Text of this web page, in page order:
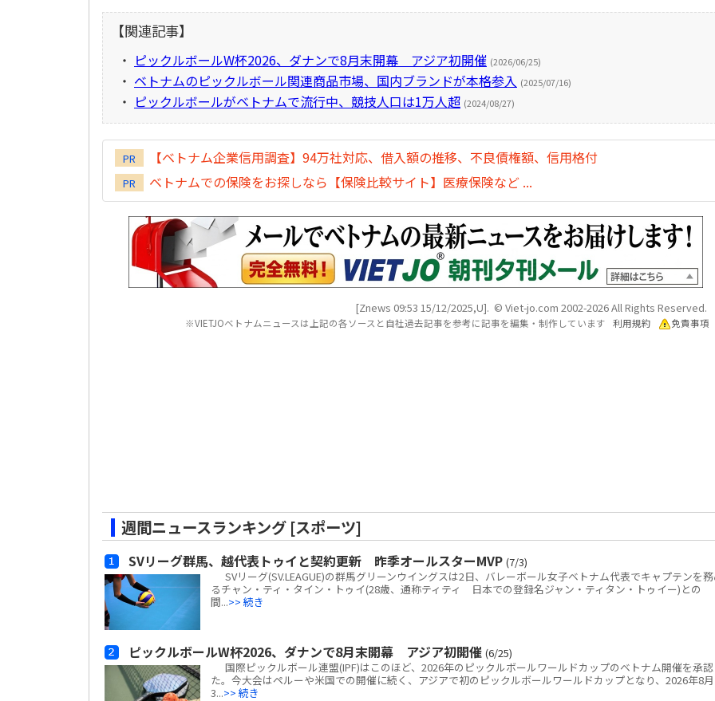
【関連記事】
・ ピックルボールW杯2026、ダナンで8月末開幕 アジア初開催 (2026/06/25)
・ ベトナムのピックルボール関連商品市場、国内ブランドが本格参入 (2025/07/16)
・ ピックルボールがベトナムで流行中、競技人口は1万人超 (2024/08/27)
PR 【ベトナム企業信用調査】94万社対応、借入額の推移、不良債権額、信用格付
PR ベトナムでの保険をお探しなら【保険比較サイト】医療保険など ...
[Znews 09:53 15/12/2025,U]. © Viet-jo.com 2002-2026 All Rights Reserved.
※VIETJOベトナムニュースは上記の各ソースと自社過去記事を参考に記事を編集・制作しています 利用規約 免責事項
週間ニュースランキング [スポーツ]
SVリーグ群馬、越代表トゥイと契約更新 昨季オールスターMVP (7/3)
SVリーグ(SV.LEAGUE)の群馬グリーンウイングスは2日、バレーボール女子ベトナム代表でキャプテンを
るチャン・ティ・タイン・トゥイ(28歳、通称ティティ 日本での登録名ジャン・ティタン・トゥイー)との
間...>> 続き
ピックルボールW杯2026、ダナンで8月末開幕 アジア初開催 (6/25)
国際ピックルボール連盟(IPF)はこのほど、2026年のピックルボールワールドカップのベトナム開催を承
た。今大会はペルーや米国での開催に続く、アジアで初のピックルボールワールドカップとなり、2026年8月
3...>> 続き